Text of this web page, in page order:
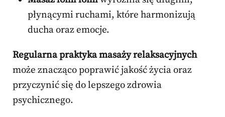
płynącymi ruchami, które harmonizują
ducha oraz emocje.
Regularna praktyka masaży relaksacyjnych
może znacząco poprawić jakość życia oraz
przyczynić się do lepszego zdrowia
psychicznego.